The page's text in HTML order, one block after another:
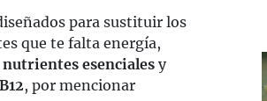
para sustituir los
que te falta energía,
nutrientes esenciales y
, por mencionar